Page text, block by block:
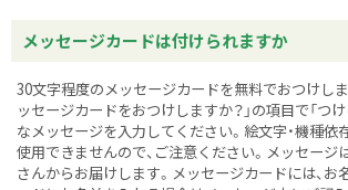
メッセージカードは付けられますか
30文字程度のメッセージカードを無料でおつけしま
ッセージカードをおつけしますか？」の項目で「つけ
なメッセージを入力してください。絵文字・機種依
使用できませんので、ご注意ください。メッセージ
さんからお届けします。メッセージカードには、お